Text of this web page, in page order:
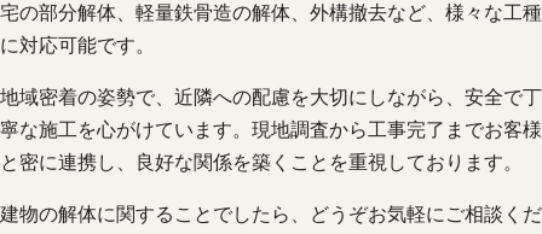
宅の部分解体、軽量鉄骨造の解体、外構撤去など、様々な工種
に対応可能です。
地域密着の姿勢で、近隣への配慮を大切にしながら、安全で丁
寧な施工を心がけています。現地調査から工事完了までお客様
と密に連携し、良好な関係を築くことを重視しております。
建物の解体に関することでしたら、どうぞお気軽にご相談くだ